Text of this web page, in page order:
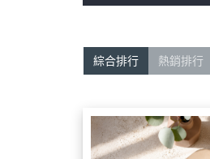
綜合排行 熱銷排行